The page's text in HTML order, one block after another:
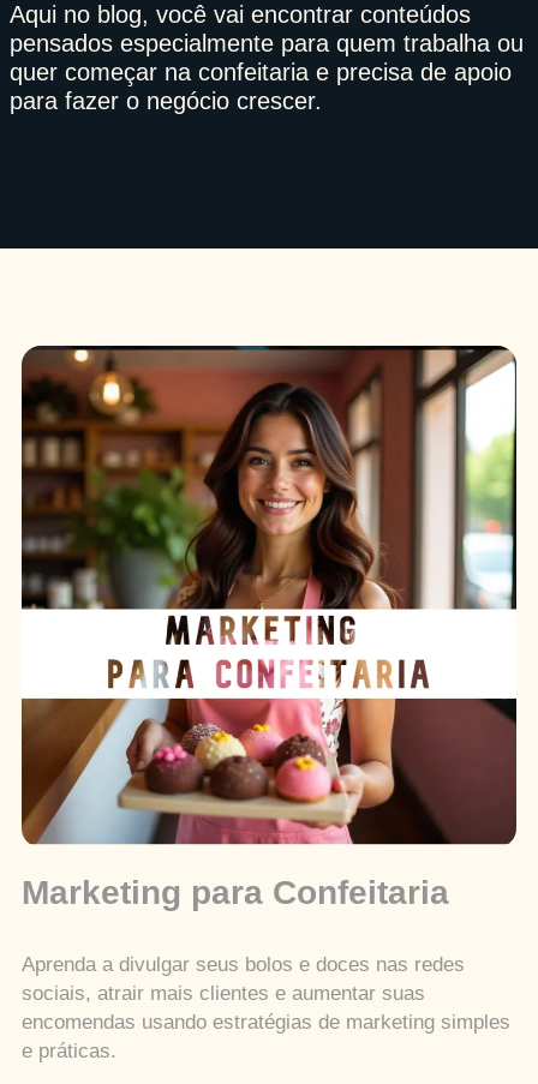
Aqui no blog, você vai encontrar conteúdos
pensados especialmente para quem trabalha ou
quer começar na confeitaria e precisa de apoio
para fazer o negócio crescer.
Marketing para Confeitaria
Aprenda a divulgar seus bolos e doces nas redes
sociais, atrair mais clientes e aumentar suas
encomendas usando estratégias de marketing simples
e práticas.